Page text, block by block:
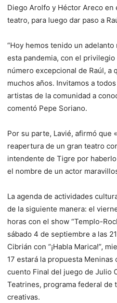
Diego Arolfo y Héctor Areco
teatro, para luego dar paso a
“Hoy hemos tenido un
esta pandemia, con el
número excepcional de Raúl, a
muchos años. Invitamos a
artistas de la comunidad a
comentó Pepe Soriano.
Por su parte, Lavié, afirmó que
reapertura de un gran teatro
intendente de Tigre por
el nombre de un actor
La agenda de actividades
de la siguiente manera: el
horas con el show “Templo-
sábado 4 de septiembre a las
Cibrián con “¡Habla Marica!”,
17 estará la propuesta
cuento Final del juego de Julio
Teatrines, programa federal de
creativas.